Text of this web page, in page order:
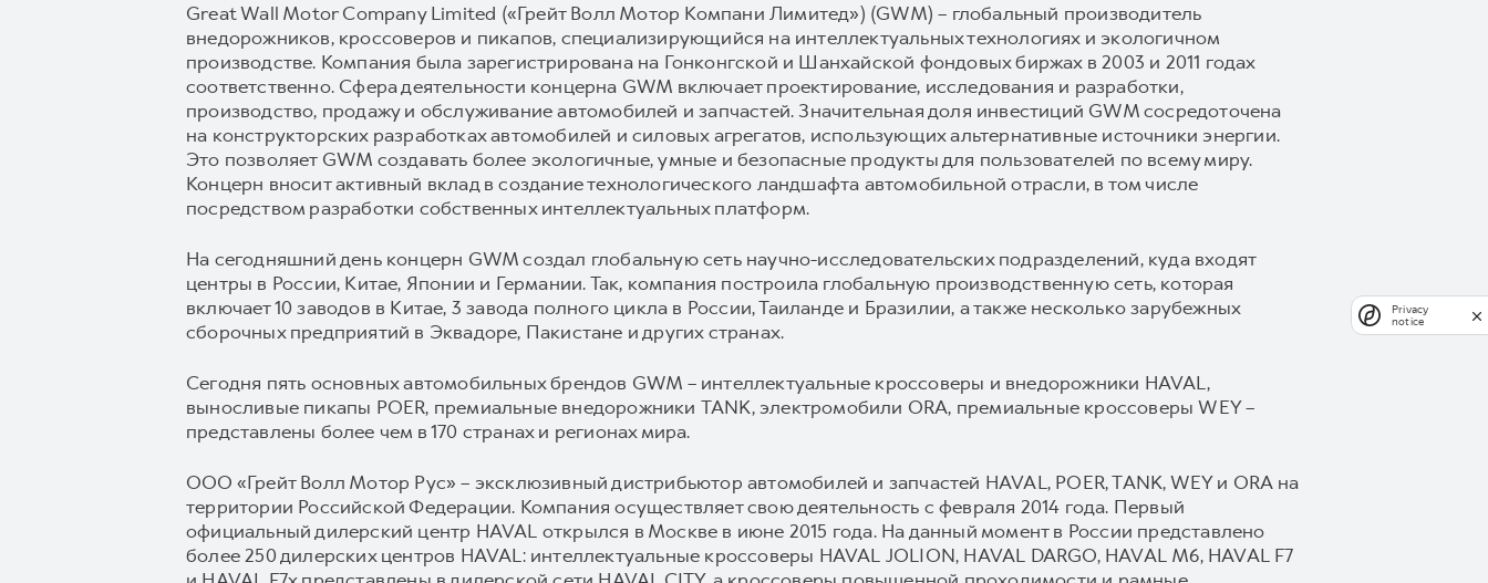
Great Wall Motor Company Limited («Грейт Волл Мотор Компани Лимитед») (GWM) – глобальный производитель
внедорожников, кроссоверов и пикапов, специализирующийся на интеллектуальных технологиях и экологичном
производстве. Компания была зарегистрирована на Гонконгской и Шанхайской фондовых биржах в 2003 и 2011 годах
соответственно. Сфера деятельности концерна GWM включает проектирование, исследования и разработки,
производство, продажу и обслуживание автомобилей и запчастей. Значительная доля инвестиций GWM сосредоточена
на конструкторских разработках автомобилей и силовых агрегатов, использующих альтернативные источники энергии.
Это позволяет GWM создавать более экологичные, умные и безопасные продукты для пользователей по всему миру.
Концерн вносит активный вклад в создание технологического ландшафта автомобильной отрасли, в том числе
посредством разработки собственных интеллектуальных платформ.
На сегодняшний день концерн GWM создал глобальную сеть научно-исследовательских подразделений, куда входят
центры в России, Китае, Японии и Германии. Так, компания построила глобальную производственную сеть, которая
включает 10 заводов в Китае, 3 завода полного цикла в России, Таиланде и Бразилии, а также несколько зарубежных
сборочных предприятий в Эквадоре, Пакистане и других странах.
Сегодня пять основных автомобильных брендов GWM – интеллектуальные кроссоверы и внедорожники HAVAL,
выносливые пикапы POER, премиальные внедорожники TANK, электромобили ORA, премиальные кроссоверы WEY –
представлены более чем в 170 странах и регионах мира.
ООО «Грейт Волл Мотор Рус» – эксклюзивный дистрибьютор автомобилей и запчастей HAVAL, POER, TANK, WEY и ORA на
территории Российской Федерации. Компания осуществляет свою деятельность с февраля 2014 года. Первый
официальный дилерский центр HAVAL открылся в Москве в июне 2015 года. На данный момент в России представлено
более 250 дилерских центров HAVAL: интеллектуальные кроссоверы HAVAL JOLION, HAVAL DARGO, HAVAL М6, HAVAL F7
Privacy
notice